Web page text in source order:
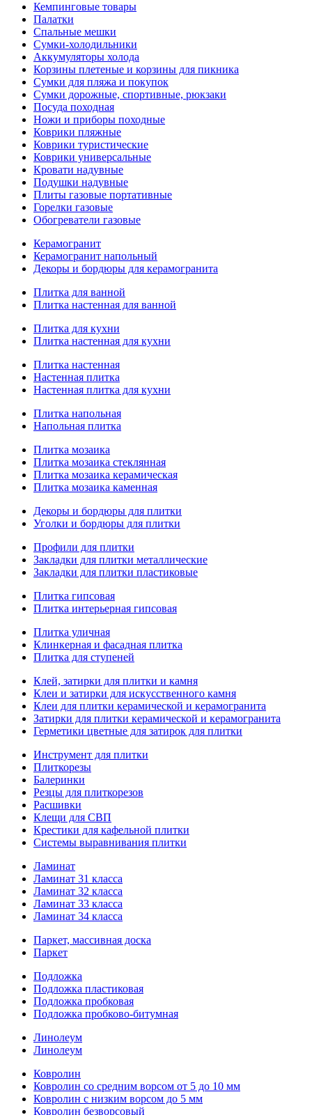
Кемпинговые товары
Палатки
Спальные мешки
Сумки-холодильники
Аккумуляторы холода
Корзины плетеные и корзины для пикника
Сумки для пляжа и покупок
Сумки дорожные, спортивные, рюкзаки
Посуда походная
Ножи и приборы походные
Коврики пляжные
Коврики туристические
Коврики универсальные
Кровати надувные
Подушки надувные
Плиты газовые портативные
Горелки газовые
Обогреватели газовые
Керамогранит
Керамогранит напольный
Декоры и бордюры для керамогранита
Плитка для ванной
Плитка настенная для ванной
Плитка для кухни
Плитка настенная для кухни
Плитка настенная
Настенная плитка
Настенная плитка для кухни
Плитка напольная
Напольная плитка
Плитка мозаика
Плитка мозаика стеклянная
Плитка мозаика керамическая
Плитка мозаика каменная
Декоры и бордюры для плитки
Уголки и бордюры для плитки
Профили для плитки
Закладки для плитки металлические
Закладки для плитки пластиковые
Плитка гипсовая
Плитка интерьерная гипсовая
Плитка уличная
Клинкерная и фасадная плитка
Плитка для ступеней
Клей, затирки для плитки и камня
Клеи и затирки для искусственного камня
Клеи для плитки керамической и керамогранита
Затирки для плитки керамической и керамогранита
Герметики цветные для затирок для плитки
Инструмент для плитки
Плиткорезы
Балеринки
Резцы для плиткорезов
Расшивки
Клещи для СВП
Крестики для кафельной плитки
Системы выравнивания плитки
Ламинат
Ламинат 31 класса
Ламинат 32 класса
Ламинат 33 класса
Ламинат 34 класса
Паркет, массивная доска
Паркет
Подложка
Подложка пластиковая
Подложка пробковая
Подложка пробково-битумная
Линолеум
Линолеум
Ковролин
Ковролин со средним ворсом от 5 до 10 мм
Ковролин с низким ворсом до 5 мм
Ковролин безворсовый